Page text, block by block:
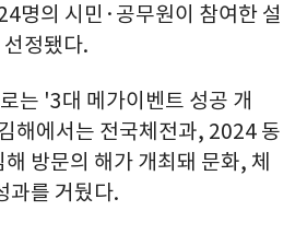
명의 시민·공무원이 참여한 설
정됐다.
는 '3대 메가이벤트 성공 개
해에서는 전국체전과, 2024 동
방문의 해가 개최돼 문화, 체
과를 거뒀다.